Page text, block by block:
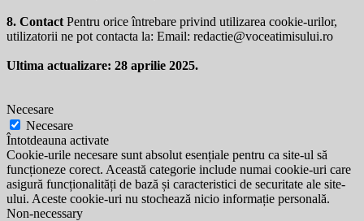
8. Contact Pentru orice întrebare privind utilizarea cookie-urilor,
utilizatorii ne pot contacta la: Email: redactie@voceatimisului.ro
Ultima actualizare: 28 aprilie 2025.
Necesare
Necesare
Întotdeauna activate
Cookie-urile necesare sunt absolut esențiale pentru ca site-ul să
funcționeze corect. Această categorie include numai cookie-uri care
asigură funcționalități de bază și caracteristici de securitate ale site-
ului. Aceste cookie-uri nu stochează nicio informație personală.
Non-necessary